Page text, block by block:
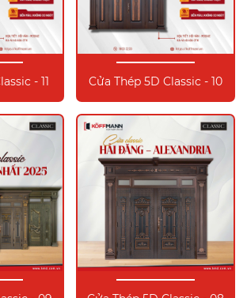
- 11 Cửa Thép 5D Classic - 10